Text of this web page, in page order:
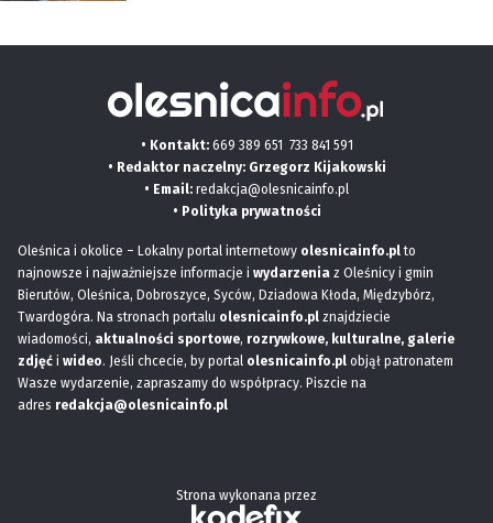
• Kontakt: 669 389 651 733 841 591
• Redaktor naczelny: Grzegorz Kijakowski
• Email: redakcja@olesnicainfo.pl
• Polityka prywatności
Oleśnica i okolice – Lokalny portal internetowy olesnicainfo.plto
najnowsze i najważniejsze informacje i wydarzenia z Oleśnicy i gmin
Bierutów, Oleśnica, Dobroszyce, Syców, Dziadowa Kłoda, Międzybórz,
Twardogóra. Na stronach portalu olesnicainfo.pl znajdziecie
wiadomości, aktualności sportowe, rozrywkowe, kulturalne, galerie
zdjęć i wideo. Jeśli chcecie, by portal olesnicainfo.pl objął patronatem
Wasze wydarzenie, zapraszamy do współpracy. Piszcie na
adres redakcja@olesnicainfo.pl
Strona wykonana przez